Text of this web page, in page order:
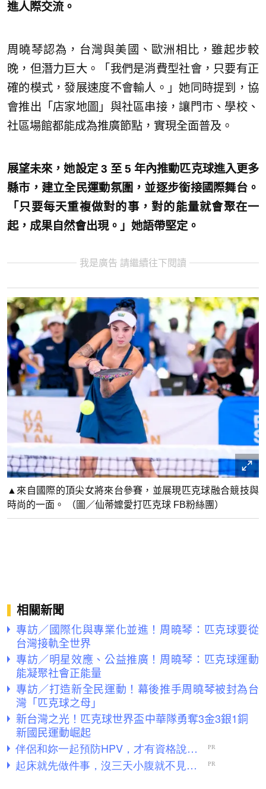
進人際交流。
周曉琴認為，台灣與美國、歐洲相比，雖起步較
晚，但潛力巨大。「我們是消費型社會，只要有正
確的模式，發展速度不會輸人。」她同時提到，協
會推出「店家地圖」與社區串接，讓門市、學校、
社區場館都能成為推廣節點，實現全面普及。
展望未來，她設定 3 至 5 年內推動匹克球進入更多
縣市，建立全民運動氛圍，並逐步銜接國際舞台。
「只要每天重複做對的事，對的能量就會聚在一
起，成果自然會出現。」她語帶堅定。
我是廣告 請繼續往下閱讀
▲來自國際的頂尖女將來台參賽，並展現匹克球融合競技與
時尚的一面。 （圖／仙蒂嬤愛打匹克球 FB粉絲團）
相關新聞
專訪／國際化與專業化並進！周曉琴：匹克球要從
台灣接軌全世界
專訪／明星效應、公益推廣！周曉琴：匹克球運動
能凝聚社會正能量
專訪／打造新全民運動！幕後推手周曉琴被封為台
灣「匹克球之母」
新台灣之光！匹克球世界盃中華隊勇奪3金3銀1銅
新國民運動崛起